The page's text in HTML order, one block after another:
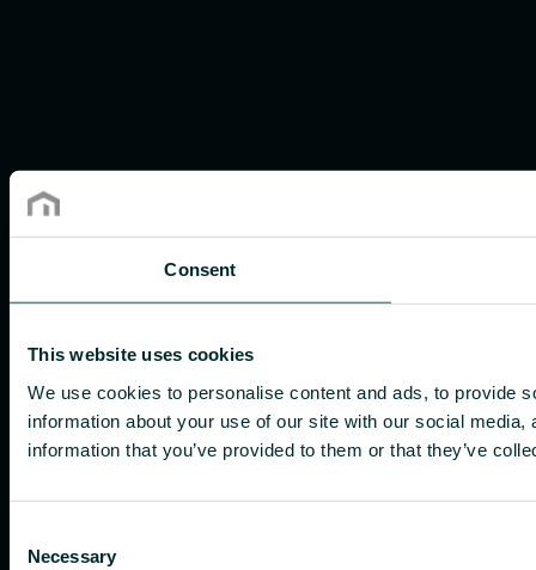
Consent
This website uses cookies
We use cookies to personalise content and ads, to provide
information about your use of our site with our social
information that you’ve provided to them or that they’ve
Selection
Necessary